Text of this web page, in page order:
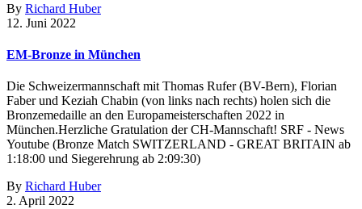
By Richard Huber
12. Juni 2022
EM-Bronze in München
Die Schweizermannschaft mit Thomas Rufer (BV-Bern), Florian
Faber und Keziah Chabin (von links nach rechts) holen sich die
Bronzemedaille an den Europameisterschaften 2022 in
München.Herzliche Gratulation der CH-Mannschaft! SRF - News
Youtube (Bronze Match SWITZERLAND - GREAT BRITAIN ab
1:18:00 und Siegerehrung ab 2:09:30)
By Richard Huber
2. April 2022